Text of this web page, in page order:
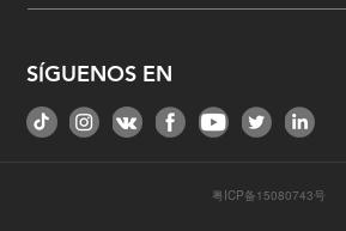
SÍGUENOS EN
粤ICP备15080743号